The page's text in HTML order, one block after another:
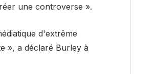
une controverse ».
d'extrême
», a déclaré Burley à